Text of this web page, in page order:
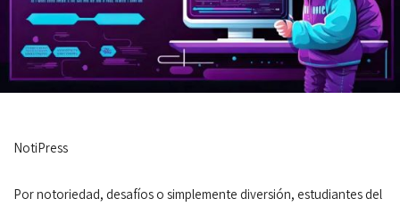
NotiPress
Por notoriedad, desafíos o simplemente diversión, estudiantes del